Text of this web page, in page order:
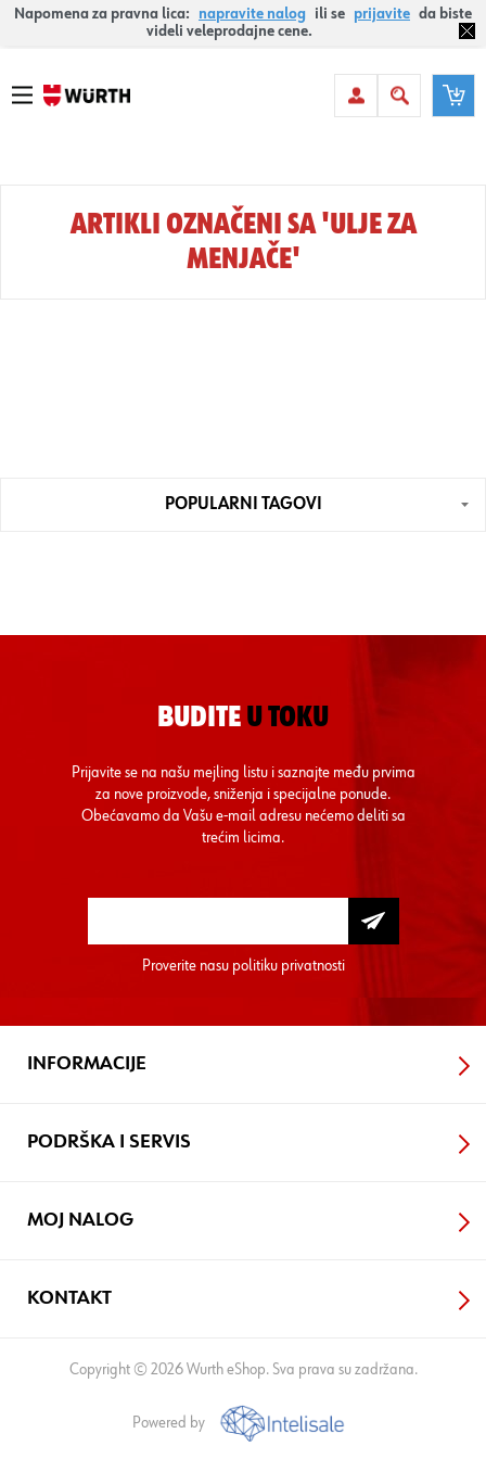
Napomena za pravna lica: napravite nalog ili se prijavite da biste
videli veleprodajne cene.
ARTIKLI OZNAČENI SA 'ULJE ZA
MENJAČE'
POPULARNI TAGOVI
BUDITE U TOKU
Prijavite se na našu mejling listu i saznajte među prvima
za nove proizvode, sniženja i specijalne ponude.
Obećavamo da Vašu e-mail adresu nećemo deliti sa
trećim licima.
Proverite nasu politiku privatnosti
INFORMACIJE
PODRŠKA I SERVIS
MOJ NALOG
KONTAKT
Copyright © 2026 Wurth eShop. Sva prava su zadržana.
Powered by